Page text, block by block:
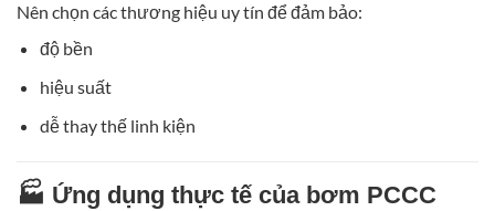
Nên chọn các thương hiệu uy tín để đảm bảo:
độ bền
hiệu suất
dễ thay thế linh kiện
🏭 Ứng dụng thực tế của bơm PCCC